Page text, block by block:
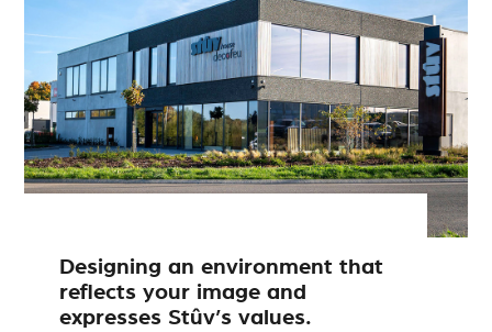
Designing an environment that
reflects your image and
expresses Stûv’s values.